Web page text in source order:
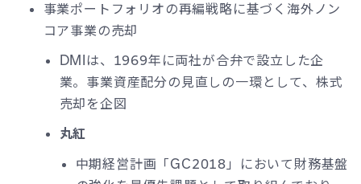
事業ポートフォリオの再編戦略に基づく海外ノン
コア事業の売却
DMIは、1969年に両社が合弁で設立した企
業。事業資産配分の見直しの一環として、株式
売却を企図
丸紅
中期経営計画「GC2018」において財務基盤